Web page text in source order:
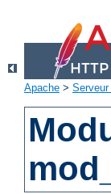
Apache > Serveur